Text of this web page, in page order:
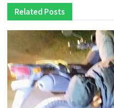
Related Posts